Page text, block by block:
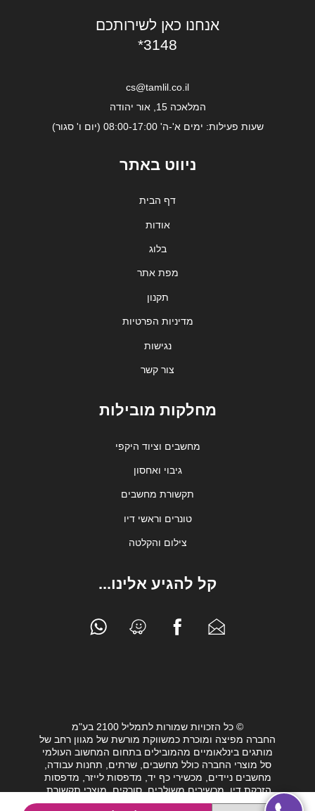
אנחנו כאן לשירותכם
*3148
cs@tamlil.co.il
המלאכה 15, אור יהודה
שעות פעילות: ימים א'-ה' 08:00-17:00 (יום ו' סגור)
ניווט באתר
דף הבית
אודות
בלוג
מפת אתר
תקנון
מדיניות הפרטיות
נגישות
צור קשר
מחלקות מובילות
מחשבים וציוד היקפי
גיבוי ואחסון
תקשורת מחשבים
טונרים וראשי דיו
צילום והקלטה
קל להגיע אלינו...
© כל הזכויות שמורות לתמליל 2100 בע"מ
החברה מפיצה ומוכרת כמשווקת מורשת של מגוון רחב של
מותגים בינלאומיים מהמובילים בתחום המחשוב העולמי
סל מוצרי החברה כולל מחשבים, שרתים, תחנות עבודה,
מחשבים ניידים, מכשירי כף יד, מדפסות לייזר, מדפסות
הזרקת דיו, מכשירים משולבים, סורקים, מוצרי תקשורת,
חלקי מחשב, כונני גיבוי וציוד נלווה מגוון לעולם המחשבים.